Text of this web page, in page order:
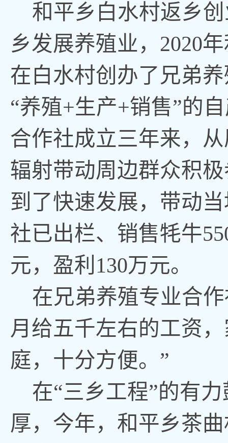
和平乡白水村返乡
乡发展养殖业，2020
在白水村创办了兄弟
“养殖+生产+销售”的
合作社成立三年来，
辐射带动周边群众积
到了快速发展，带动
社已出栏、销售牦牛
元，盈利130万元。
在兄弟养殖专业合
月给五千左右的工资
庭，十分方便。”
在“三乡工程”的有
厚，今年，和平乡茶